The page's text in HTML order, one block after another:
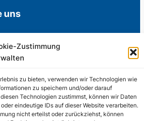
Zustimmung
zu bieten, verwenden wir Technologien wie
zu speichern und/oder darauf
Technologien zustimmst, können wir Daten
eindeutige IDs auf dieser Website verarbeiten.
nicht erteilst oder zurückziehst, können
uns
für die Aufrechterhaltung